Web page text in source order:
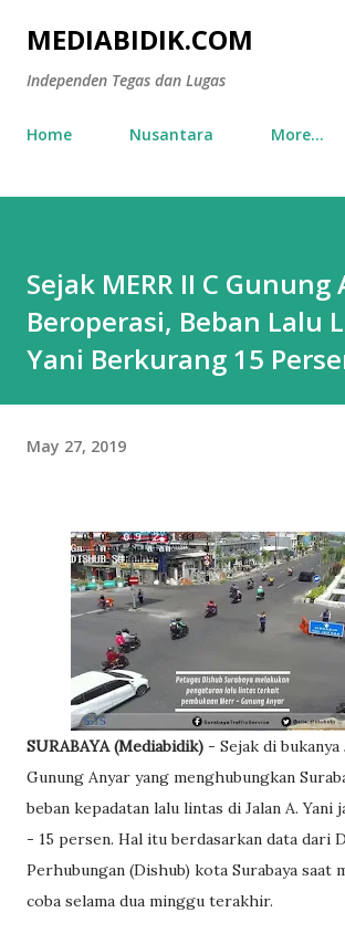
Skip to main content
MEDIABIDIK.COM
Independen Tegas dan Lugas
Home Nusantara More…
Sejak MERR II C Gunung
Beroperasi, Beban Lalu
Yani Berkurang 15
May 27, 2019
SURABAYA (Mediabidik) - Sejak di bukanya
Gunung Anyar yang menghubungkan
beban kepadatan lalu lintas di Jalan A. Yani
- 15 persen. Hal itu berdasarkan data dari
Perhubungan (Dishub) kota Surabaya saat
coba selama dua minggu terakhir.